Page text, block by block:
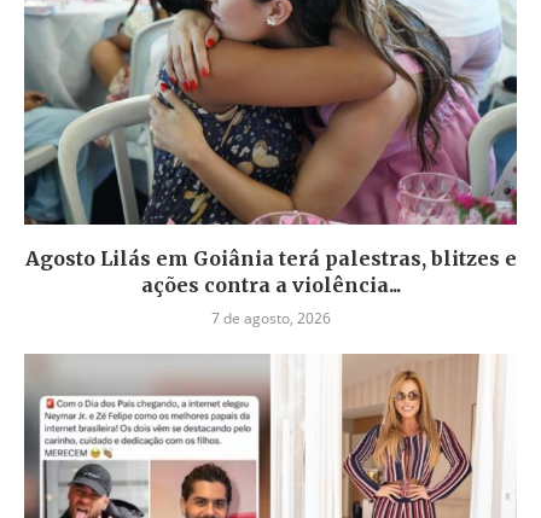
Agosto Lilás em Goiânia terá palestras, blitzes e
ações contra a violência...
7 de agosto, 2026